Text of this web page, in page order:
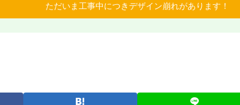
ただいま工事中につきデザイン崩れがあります！